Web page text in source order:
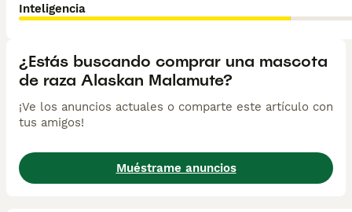
Inteligencia
¿Estás buscando comprar una mascota
de raza Alaskan Malamute?
¡Ve los anuncios actuales o comparte este artículo con
tus amigos!
Muéstrame anuncios